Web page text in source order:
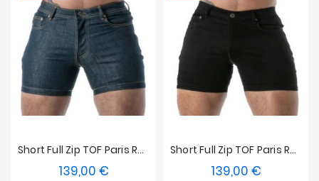
Short Full Zip TOF Paris Raw Denim - Bleu
139,00 €Prix
Short Full Zip TOF Paris Raw Denim - Noir
139,00 €Prix